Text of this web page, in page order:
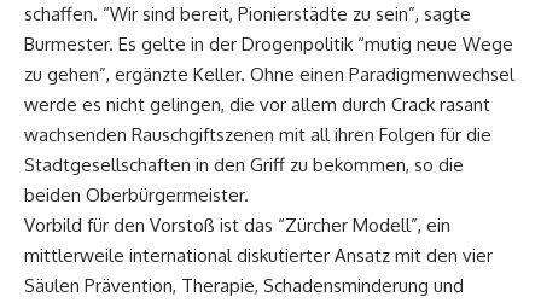
schaffen. “Wir sind bereit, Pionierstädte zu sein”, sagte
Burmester. Es gelte in der Drogenpolitik “mutig neue Wege
zu gehen”, ergänzte Keller. Ohne einen Paradigmenwechsel
werde es nicht gelingen, die vor allem durch Crack rasant
wachsenden Rauschgiftszenen mit all ihren Folgen für die
Stadtgesellschaften in den Griff zu bekommen, so die
beiden Oberbürgermeister.
Vorbild für den Vorstoß ist das “Zürcher Modell”, ein
mittlerweile international diskutierter Ansatz mit den vier
Säulen Prävention, Therapie, Schadensminderung und